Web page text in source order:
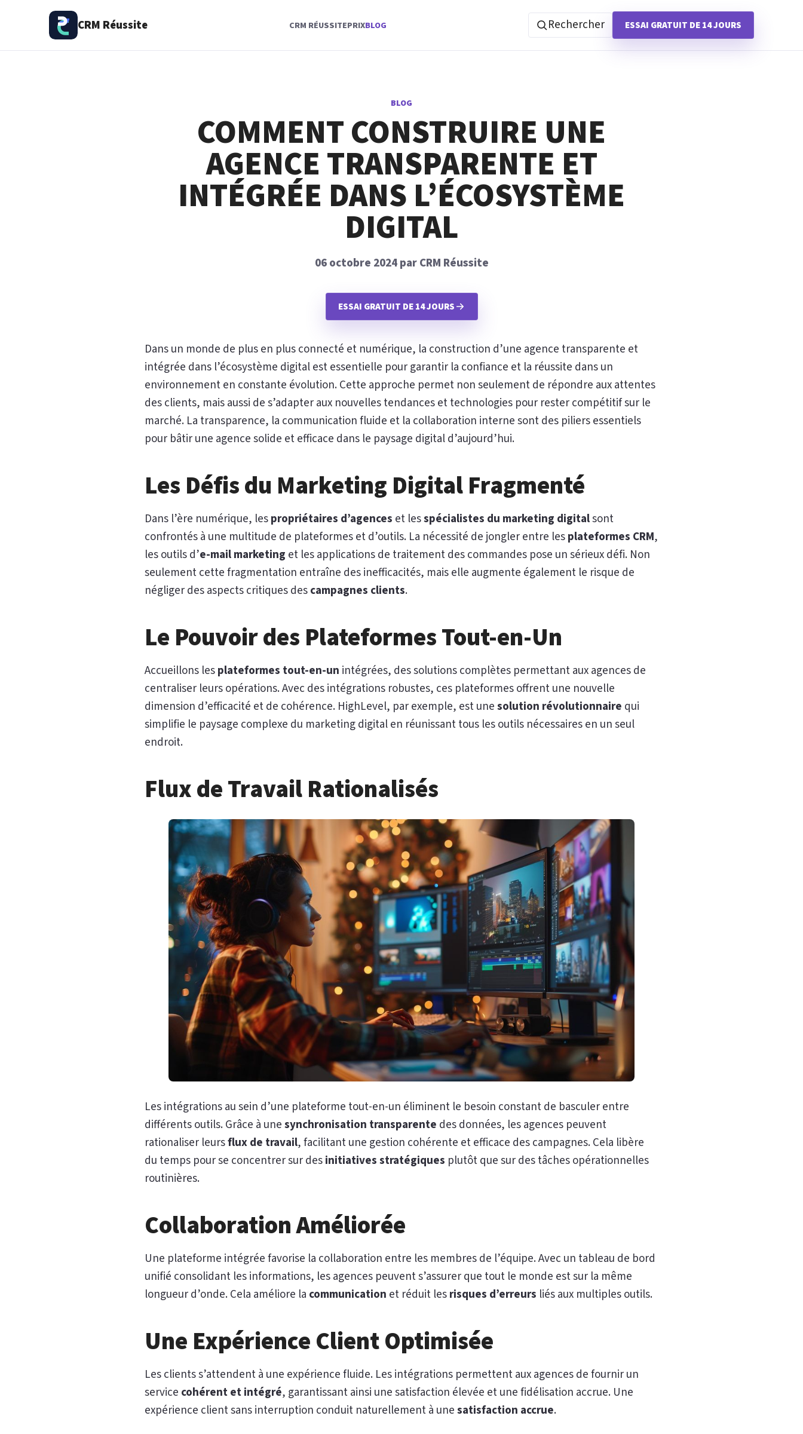
CRM Réussite CRM RÉUSSITEPRIXBLOG Rechercher ESSAI GRATUIT DE 14 JOURS
BLOG
COMMENT CONSTRUIRE UNE
AGENCE TRANSPARENTE ET
INTÉGRÉE DANS L’ÉCOSYSTÈME
DIGITAL
06 octobre 2024 par CRM Réussite
ESSAI GRATUIT DE 14 JOURS
Dans un monde de plus en plus connecté et numérique, la construction d’une agence transparente et
intégrée dans l’écosystème digital est essentielle pour garantir la confiance et la réussite dans un
environnement en constante évolution. Cette approche permet non seulement de répondre aux attentes
des clients, mais aussi de s’adapter aux nouvelles tendances et technologies pour rester compétitif sur le
marché. La transparence, la communication fluide et la collaboration interne sont des piliers essentiels
pour bâtir une agence solide et efficace dans le paysage digital d’aujourd’hui.
Les Défis du Marketing Digital Fragmenté
Dans l’ère numérique, lespropriétaires d’agences et lesspécialistes du marketing digitalsont
confrontés à une multitude de plateformes et d’outils. La nécessité de jongler entre lesplateformes CRM,
les outils d’e-mail marketing et les applications de traitement des commandes pose un sérieux défi. Non
seulement cette fragmentation entraîne des inefficacités, mais elle augmente également le risque de
négliger des aspects critiques descampagnes clients.
Le Pouvoir des Plateformes Tout-en-Un
Accueillons lesplateformes tout-en-un intégrées, des solutions complètes permettant aux agences de
centraliser leurs opérations. Avec des intégrations robustes, ces plateformes offrent une nouvelle
dimension d’efficacité et de cohérence. HighLevel, par exemple, est unesolution révolutionnaire qui
simplifie le paysage complexe du marketing digital en réunissant tous les outils nécessaires en un seul
endroit.
Flux de Travail Rationalisés
Les intégrations au sein d’une plateforme tout-en-un éliminent le besoin constant de basculer entre
différents outils. Grâce à unesynchronisation transparente des données, les agences peuvent
rationaliser leursflux de travail, facilitant une gestion cohérente et efficace des campagnes. Cela libère
du temps pour se concentrer sur desinitiatives stratégiques plutôt que sur des tâches opérationnelles
routinières.
Collaboration Améliorée
Une plateforme intégrée favorise la collaboration entre les membres de l’équipe. Avec un tableau de bord
unifié consolidant les informations, les agences peuvent s’assurer que tout le monde est sur la même
longueur d’onde. Cela améliore la communication et réduit lesrisques d’erreurs liés aux multiples outils.
Une Expérience Client Optimisée
Les clients s’attendent à une expérience fluide. Les intégrations permettent aux agences de fournir un
service cohérent et intégré, garantissant ainsi une satisfaction élevée et une fidélisation accrue. Une
expérience client sans interruption conduit naturellement à unesatisfaction accrue.